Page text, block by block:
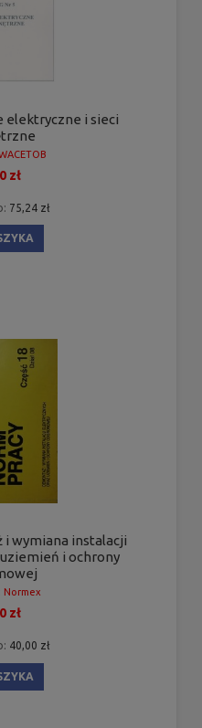
elektryczne i sieci
zł
75,24 zł
i wymiana instalacji
i ochrony
Normex
zł
40,00 zł